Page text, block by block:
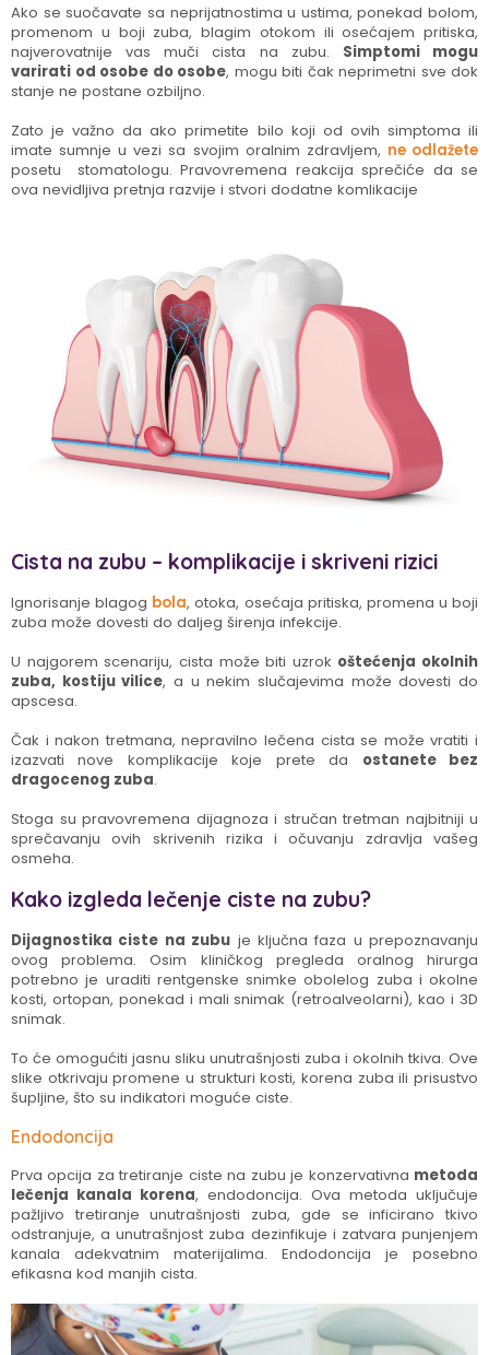
Ako se suočavate sa neprijatnostima u ustima, ponekad bolom,
promenom u boji zuba, blagim otokom ili osećajem pritiska,
najverovatnije vas muči cista na zubu. Simptomi mogu
varirati od osobe do osobe, mogu biti čak neprimetni sve dok
stanje ne postane ozbiljno.
Zato je važno da ako primetite bilo koji od ovih simptoma ili
imate sumnje u vezi sa svojim oralnim zdravljem, ne odlažete
posetu stomatologu. Pravovremena reakcija sprečiće da se
ova nevidljiva pretnja razvije i stvori dodatne komlikacije
Cista na zubu – komplikacije i skriveni rizici
Ignorisanje blagog bola, otoka, osećaja pritiska, promena u boji
zuba može dovesti do daljeg širenja infekcije.
U najgorem scenariju, cista može biti uzrok oštećenja okolnih
zuba, kostiju vilice, a u nekim slučajevima može dovesti do
apscesa.
Čak i nakon tretmana, nepravilno lečena cista se može vratiti i
izazvati nove komplikacije koje prete da ostanete bez
dragocenog zuba.
Stoga su pravovremena dijagnoza i stručan tretman najbitniji u
sprečavanju ovih skrivenih rizika i očuvanju zdravlja vašeg
osmeha.
Kako izgleda lečenje ciste na zubu?
Dijagnostika ciste na zubu je ključna faza u prepoznavanju
ovog problema. Osim kliničkog pregleda oralnog hirurga
potrebno je uraditi rentgenske snimke obolelog zuba i okolne
kosti, ortopan, ponekad i mali snimak (retroalveolarni), kao i 3D
snimak.
To će omogućiti jasnu sliku unutrašnjosti zuba i okolnih tkiva. Ove
slike otkrivaju promene u strukturi kosti, korena zuba ili prisustvo
šupljine, što su indikatori moguće ciste.
Endodoncija
Prva opcija za tretiranje ciste na zubu je konzervativna metoda
lečenja kanala korena, endodoncija. Ova metoda uključuje
pažljivo tretiranje unutrašnjosti zuba, gde se inficirano tkivo
odstranjuje, a unutrašnjost zuba dezinfikuje i zatvara punjenjem
kanala adekvatnim materijalima. Endodoncija je posebno
efikasna kod manjih cista.